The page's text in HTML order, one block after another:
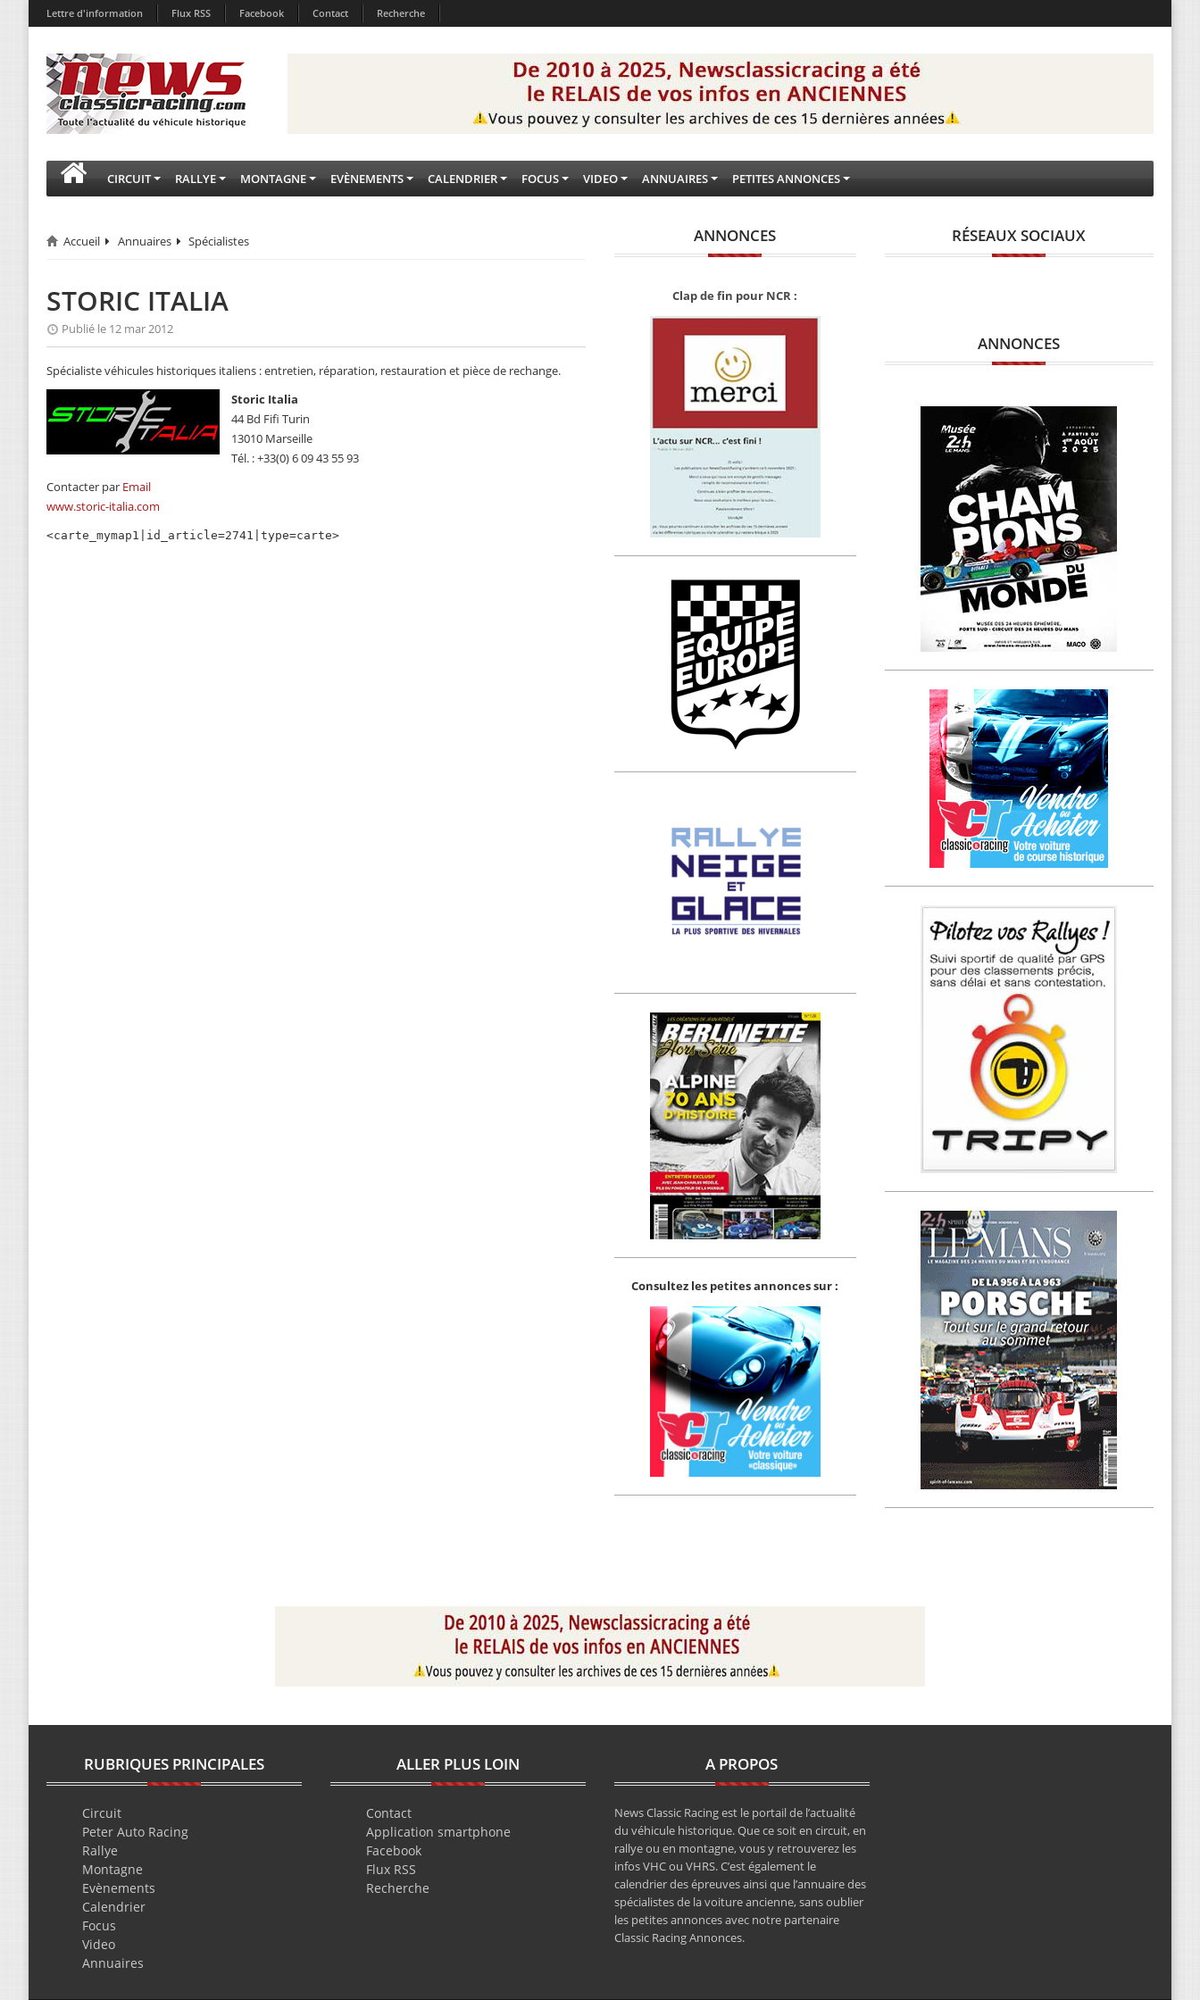
Lettre d'information Flux RSS Facebook Contact Recherche
CIRCUIT RALLYE MONTAGNE EVÈNEMENTS CALENDRIER FOCUS VIDEO ANNUAIRES PETITES ANNONCES
Accueil Annuaires Spécialistes
STORIC ITALIA
Publié le 12 mar 2012
Spécialiste véhicules historiques italiens : entretien, réparation, restauration et pièce de rechange.
Storic Italia
44 Bd Fifi Turin
13010 Marseille
Tél. : +33(0) 6 09 43 55 93
Contacter par Email
www.storic-italia.com
<carte_mymap1|id_article=2741|type=carte>
ANNONCES
Clap de fin pour NCR :
Consultez les petites annonces sur :
RÉSEAUX SOCIAUX
ANNONCES
RUBRIQUES PRINCIPALES
Circuit
Peter Auto Racing
Rallye
Montagne
Evènements
Calendrier
Focus
Video
Annuaires
ALLER PLUS LOIN
Contact
Application smartphone
Facebook
Flux RSS
Recherche
A PROPOS
News Classic Racing est le portail de l’actualité
du véhicule historique. Que ce soit en circuit, en
rallye ou en montagne, vous y retrouverez les
infos VHC ou VHRS. C’est également le
calendrier des épreuves ainsi que l’annuaire des
spécialistes de la voiture ancienne, sans oublier
les petites annonces avec notre partenaire
Classic Racing Annonces.